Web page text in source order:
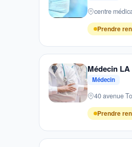
centre
Prendre
Médecin
Médecin
40 avenue
Prendre